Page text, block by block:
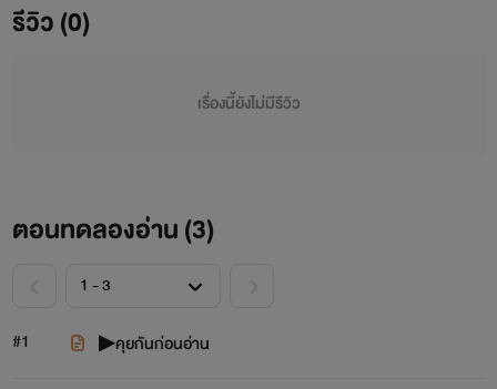
รีวิว (0)
เรื่องนี้ยังไม่มีรีวิว
ตอนทดลองอ่าน (3)
#1 ▶คุยกันก่อนอ่าน